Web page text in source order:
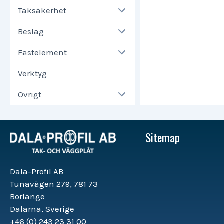
Taksäkerhet
Beslag
Fästelement
Verktyg
Övrigt
Dala-Profil AB
Tunavägen 279, 781 73
Borlänge
Dalarna, Sverige
+46 (0) 243 23 31 00
Sitemap